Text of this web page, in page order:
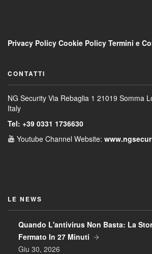
Privacy Policy Cookie Policy Termini e
CONTATTI
NG Security Via Rebaglia 1 21019 Somma
Italy
Tel: +39 0331 1736630
Youtube Channel Website:
LE NEWS
Quando L'antivirus Non Basta: La
Fermato In 27 Minuti
Giu 30, 2026